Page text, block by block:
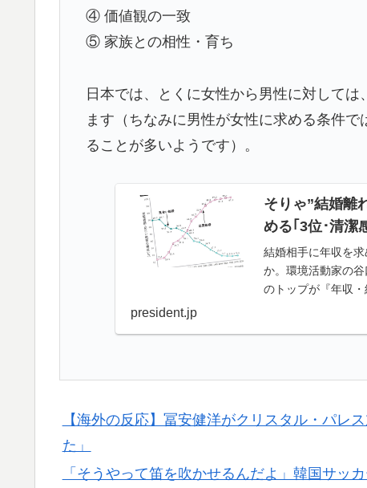
④ 価値観の一致
⑤ 家族との相性・育ち
日本では、とくに女性から男性に対して
ます（ちなみに男性が女性に求める条件
ることが多いようです）。
そりゃ”結婚離
める｢3位･清潔
結婚相手に年収を
か。環境活動家の
のトップが『年収・
president.jp
【海外の反応】冨安健洋がクリスタル・パレ
た」
「そうやって笛を吹かせるんだよ」韓国サッ